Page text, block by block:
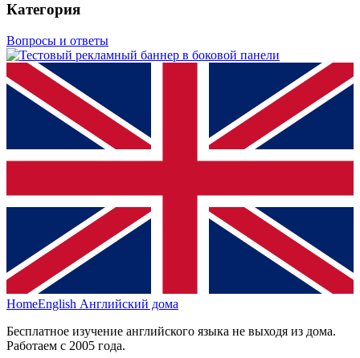
Категория
Вопросы и ответы
HomeEnglish Английский дома
Бесплатное изучение английского языка не выходя из дома.
Работаем с 2005 года.